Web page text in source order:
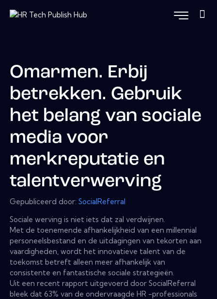
Omarmen. Erbij
betrekken. Gebruik
het belang van sociale
media voor
merkreputatie en
talentverwerving
Gepubliceerd door: SocialReferral
Sociale werving is niet iets dat zal verdwijnen.
Met de toenemende afhankelijkheid van een millennial
personeelsbestand en de uitdagingen van tekorten aan
vaardigheden, wordt het innovatieve talent van de
toekomst betreft alleen meer afhankelijk van
consistente en fantastische sociale strategieën.
Uit een recent rapport uitgevoerd door SocialReferral
bleek dat 63% van de ondervraagde HR -professionals